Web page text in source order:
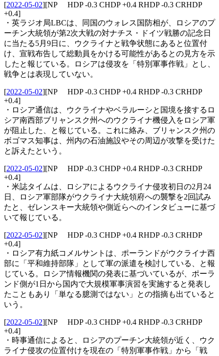
[2022-05-02][NP HDP -0.3 CHDP +0.4 RHDP -0.3 CRHDP
+0.4]
・英ラジオ局LBCは、同国のウォレス国防相が、ロシアのプ
ーチン大統領が第2次大戦の対ナチス・ドイツ戦勝の記念日
に当たる5月9日に、ウクライナと戦争状態にあると位置付
け、宣戦布告して総動員をかける可能性があるとの見方を示
したと報じている。ロシアは侵攻を「特別軍事作戦」とし、
戦争とは表現していない。
[2022-05-02][NP HDP -0.3 CHDP +0.4 RHDP -0.3 CRHDP
+0.4]
・ロシア通信は、ウクライナやベラルーシと国境を接するロ
シア南西部ブリャンスク州へのウクライナ機侵入をロシア軍
が阻止した、と報じている。これに絡み、ブリャンスク州の
ボゴマス知事は、州内の石油施設やその周辺が攻撃を受けた
と訴えたという。
[2022-05-02][NP HDP -0.3 CHDP +0.4 RHDP -0.3 CRHDP
+0.4]
・米誌タイムは、ロシアによるウクライナ侵攻初日の2月24
日、ロシア軍部隊がウクライナ大統領府への襲撃を2回試み
たと、ゼレンスキー大統領や側近らへのインタビューに基づ
いて報じている。
[2022-05-02][NP HDP -0.3 CHDP +0.4 RHDP -0.3 CRHDP
+0.4]
・ロシア有力紙コメルサントは、ポーランドがウクライナ西
部に「平和維持部隊」として軍の派遣を検討している、と報
じている。ロシア情報機関の発表に基づいているが、ポーラ
ンド側が1日から国内で大規模軍事演習を実施すると発表し
たこともあり「単なる臆測ではない」との指摘も出ていると
いう。
[2022-05-02][NP HDP -0.3 CHDP +0.4 RHDP -0.3 CRHDP
+0.4]
・時事通信によると、ロシアのプーチン大統領が近く、ウク
ライナ侵攻の位置付けを現在の「特別軍事作戦」から「戦